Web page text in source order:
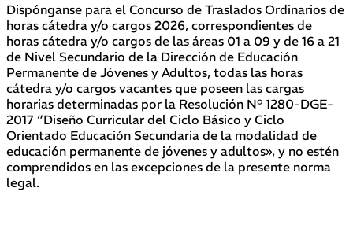
Dispónganse para el Concurso de Traslados Ordinarios de
horas cátedra y/o cargos 2026, correspondientes de
horas cátedra y/o cargos de las áreas 01 a 09 y de 16 a 21
de Nivel Secundario de la Dirección de Educación
Permanente de Jóvenes y Adultos, todas las horas
cátedra y/o cargos vacantes que poseen las cargas
horarias determinadas por la Resolución N° 1280-DGE-
2017 “Diseño Curricular del Ciclo Básico y Ciclo
Orientado Educación Secundaria de la modalidad de
educación permanente de jóvenes y adultos», y no estén
comprendidos en las excepciones de la presente norma
legal.